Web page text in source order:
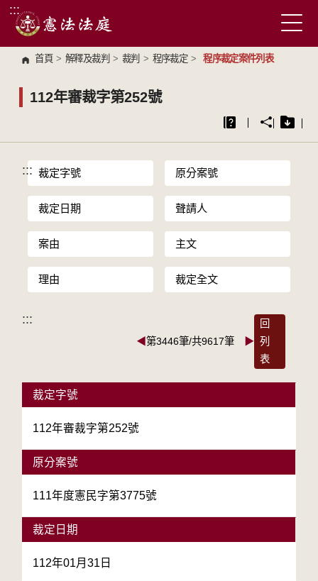
跳到主要內容區塊
:::
首頁 > 解釋及裁判 > 裁判 > 程序裁定 > 程序裁定案件列表
112年審裁字第252號
::: 裁定字號 原分案號
裁定日期 聲請人
案由 主文
理由 裁定全文
:::
◀第3446筆/共9617筆 ▶
回
列
表
裁定字號
112年審裁字第252號
原分案號
111年度憲民字第3775號
裁定日期
112年01月31日